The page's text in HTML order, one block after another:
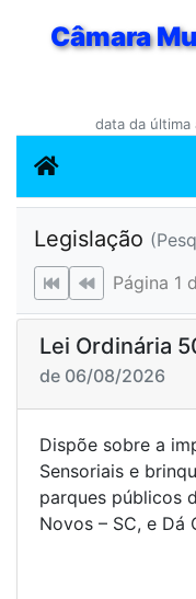
Câmara
data da
Legislação
Página 1
Lei Ordinária
de 06/08/2026
Dispõe sobre a
Sensoriais e
parques públicos
Novos – SC, e Dá